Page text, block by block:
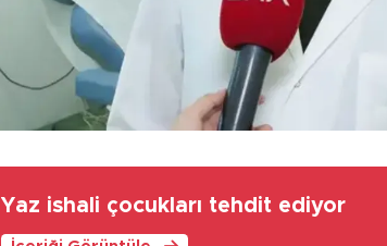
Yaz ishali çocukları tehdit ediyor